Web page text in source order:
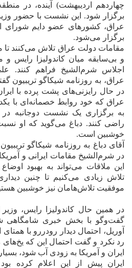
چهاردهم ارديبهشت) آينده، در
برگزار شود. این نشست با حضور
عراق، کشورهای عضو دایم شورای
برگزار می‌شود.
مقامات دولت عراق تلاش مى‌کنند تا
و بى‌سابقه ميان کاندوليزا رايس
اجلاس شرم‌الشيخ فراهم کنند.
عراق، به روزنامه شيکاگو تريبيون
در حال رايزنى‌هاى پشت پرده با
عراق که خود روابط خصمانه‌اى با
به برگزارى يک نشست دوجانبه
راضى کنند. دباغ مى‌گويد که او
خوشبين است.
آقای دباغ به روزنامه شيکاگو
در شرم‌الشيخ مقامات ايرانى و
اين ملاقات مى‌تواند به بهبود
تلاش زيادى مى‌کنيم تا چنين
موفقيت تلاش‌هامان نيز خوشبين
در همين حال کاندوليزا رايس، وزير
آوريل، احتمال ديدار رودررو با
رد نکرد و گفت احتمال اين که
ايران و آمريکا به زودى آب شود،
ايران پيش از اين اعلام کرده